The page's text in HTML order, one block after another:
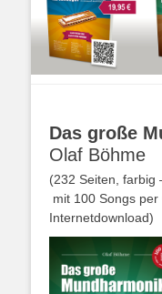
Das große
Olaf Böhme
(232 Seiten, farbig
mit 100 Songs
Internetdownload)